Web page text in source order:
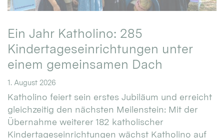
Ein Jahr Katholino: 285
Kindertageseinrichtungen unter
einem gemeinsamen Dach
1. August 2026
Katholino feiert sein erstes Jubiläum und erreicht
gleichzeitig den nächsten Meilenstein: Mit der
Übernahme weiterer 182 katholischer
Kindertageseinrichtungen wächst Katholino auf